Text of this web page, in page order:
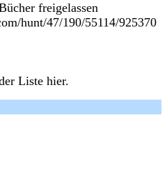
freigelassen
hunt/47/190/55114/925370
Liste hier.